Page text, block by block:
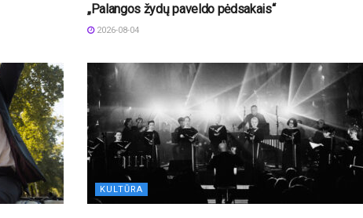
„Palangos žydų paveldo pėdsakais“
2026-08-04
KULTŪRA